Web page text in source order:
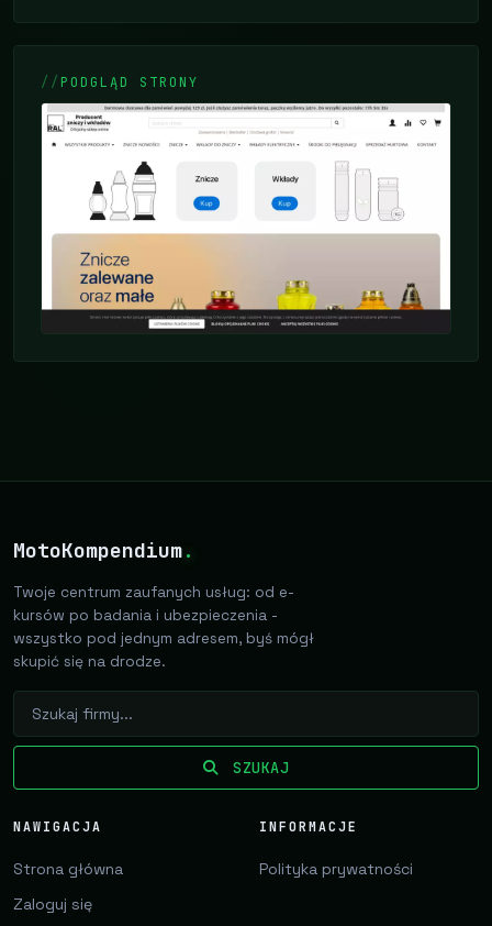
PODGLĄD STRONY
MotoKompendium.
Twoje centrum zaufanych usług: od e-
kursów po badania i ubezpieczenia -
wszystko pod jednym adresem, byś mógł
skupić się na drodze.
SZUKAJ
NAWIGACJA
Strona główna
Zaloguj się
INFORMACJE
Polityka prywatności